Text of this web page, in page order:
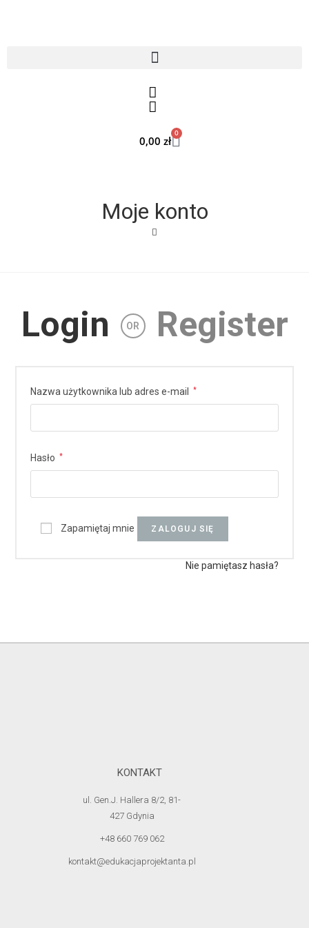
0,00zł
0
Moje konto
Login OR Register
Nazwa użytkownika lub adres e-mail *
Hasło *
Zapamiętaj mnie ZALOGUJ SIĘ
Nie pamiętasz hasła?
KONTAKT
ul. Gen.J. Hallera 8/2, 81-
427 Gdynia
+48 660 769 062
kontakt@edukacjaprojektanta.pl